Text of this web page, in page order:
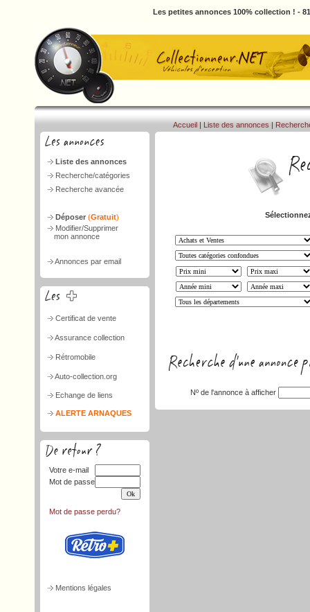
Les petites annonces 100% collection ! -
Liste des annonces
Recherche/catégories
Recherche avancée
Déposer (Gratuit)
Modifier/Supprimer
mon annonce
Annonces par email
Certificat de vente
Assurance collection
Rétromobile
Auto-collection.org
Echange de liens
ALERTE ARNAQUES
Votre e-mail
Mot de passe
Mot de passe perdu?
Mentions légales
Accueil | Liste des annonces |
Nº de l'annonce à afficher